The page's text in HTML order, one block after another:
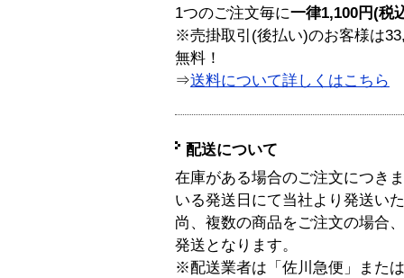
1つのご注文毎に一律1,100円(税
※売掛取引(後払い)のお客様は
無料！
⇒送料について詳しくはこちら
配送について
在庫がある場合のご注文につき
いる発送日にて当社より発送い
尚、複数の商品をご注文の場合
発送となります。
※配送業者は「佐川急便」また